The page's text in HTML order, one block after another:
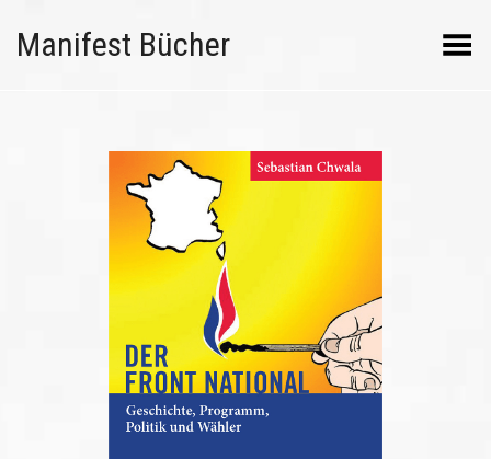
Manifest Bücher Menü umschalten